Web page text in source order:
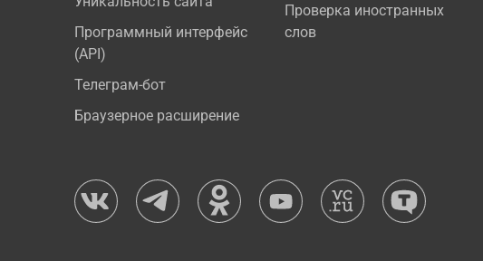
Программный интерфейс
(API)
Телеграм-бот
Браузерное расширение
Проверка иностранных
слов